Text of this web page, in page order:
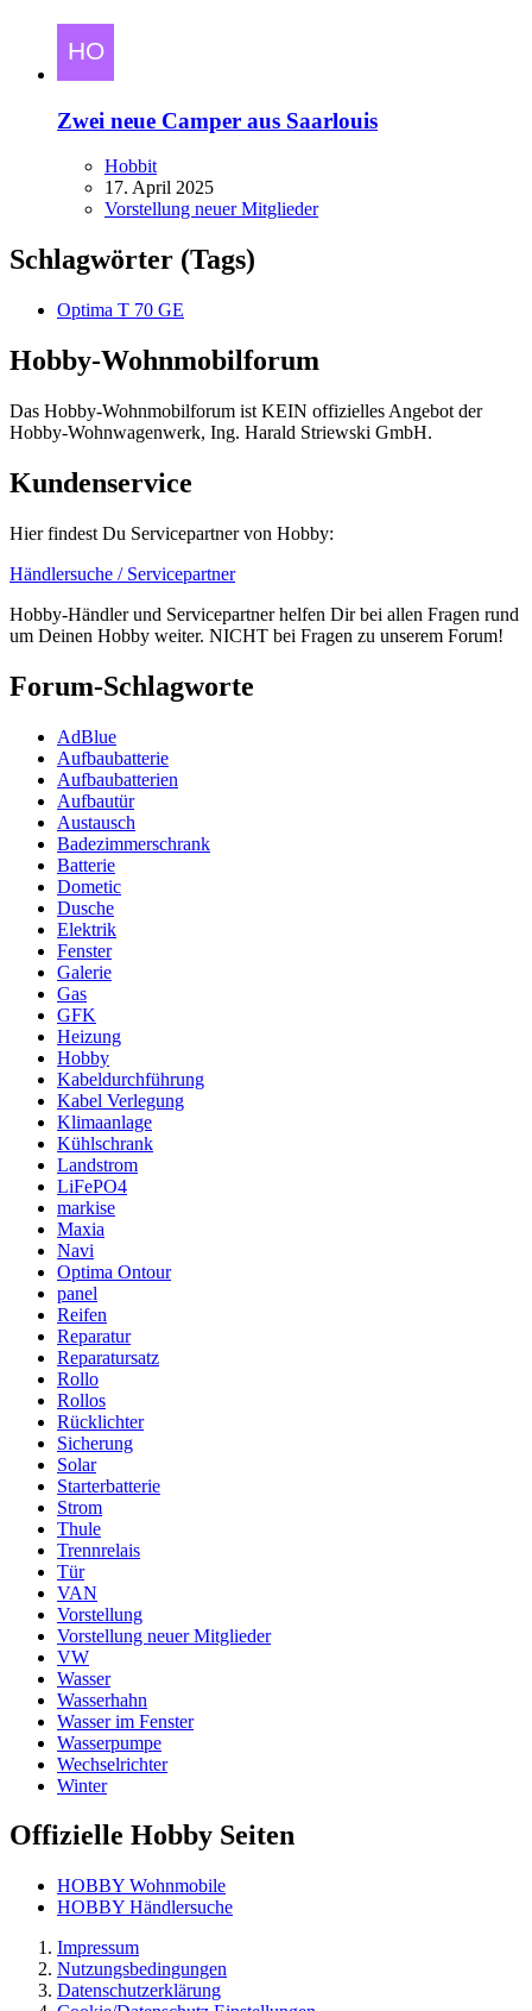
Zwei neue Camper aus Saarlouis
Hobbit
17. April 2025
Vorstellung neuer Mitglieder
Schlagwörter (Tags)
Optima T 70 GE
Hobby-Wohnmobilforum
Das Hobby-Wohnmobilforum ist KEIN offizielles Angebot der
Hobby-Wohnwagenwerk, Ing. Harald Striewski GmbH.
Kundenservice
Hier findest Du Servicepartner von Hobby:
Händlersuche / Servicepartner
Hobby-Händler und Servicepartner helfen Dir bei allen Fragen rund
um Deinen Hobby weiter. NICHT bei Fragen zu unserem Forum!
Forum-Schlagworte
AdBlue
Aufbaubatterie
Aufbaubatterien
Aufbautür
Austausch
Badezimmerschrank
Batterie
Dometic
Dusche
Elektrik
Fenster
Galerie
Gas
GFK
Heizung
Hobby
Kabeldurchführung
Kabel Verlegung
Klimaanlage
Kühlschrank
Landstrom
LiFePO4
markise
Maxia
Navi
Optima Ontour
panel
Reifen
Reparatur
Reparatursatz
Rollo
Rollos
Rücklichter
Sicherung
Solar
Starterbatterie
Strom
Thule
Trennrelais
Tür
VAN
Vorstellung
Vorstellung neuer Mitglieder
VW
Wasser
Wasserhahn
Wasser im Fenster
Wasserpumpe
Wechselrichter
Winter
Offizielle Hobby Seiten
HOBBY Wohnmobile
HOBBY Händlersuche
Impressum
Nutzungsbedingungen
Datenschutzerklärung